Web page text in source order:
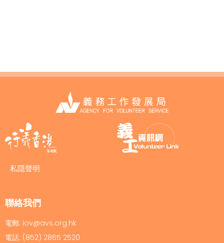
私隱聲明
聯絡我們
電郵: iov@avs.org.hk
電話: (852) 2865 2520